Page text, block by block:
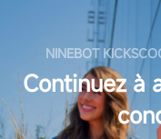
NINEBOT
Continuez à